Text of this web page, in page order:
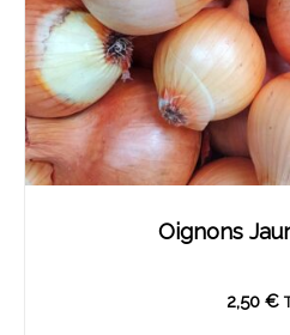
Oignons
2,50 €